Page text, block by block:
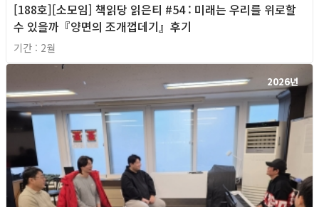
[188호][소모임] 책읽당 읽은티 #54 : 미래는 우리를 위로할
수 있을까『양면의 조개껍데기』후기
기간 : 2월
2026년